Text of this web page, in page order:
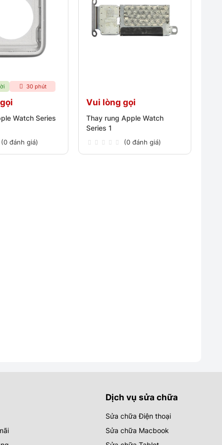
30 phút
Watch Series
(0 đánh giá)
Vui lòng gọi
Thay rung Apple Watch
Series 1
(0 đánh giá)
Dịch vụ sửa chữa
Sửa chữa Điện thoại
Sửa chữa Macbook